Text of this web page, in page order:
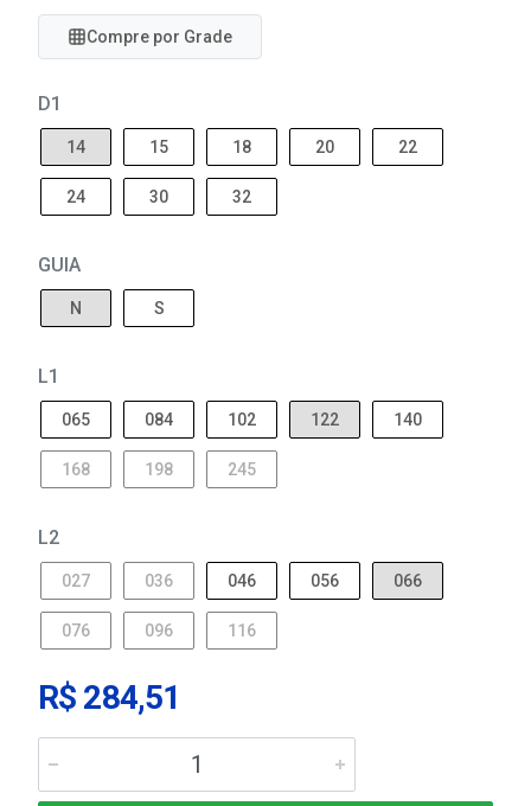
Compre por Grade
D1
14 15 18 20 22
24 30 32
GUIA
N S
L1
065 084 102 122 140
168 198 245
L2
027 036 046 056 066
076 096 116
R$ 284,51